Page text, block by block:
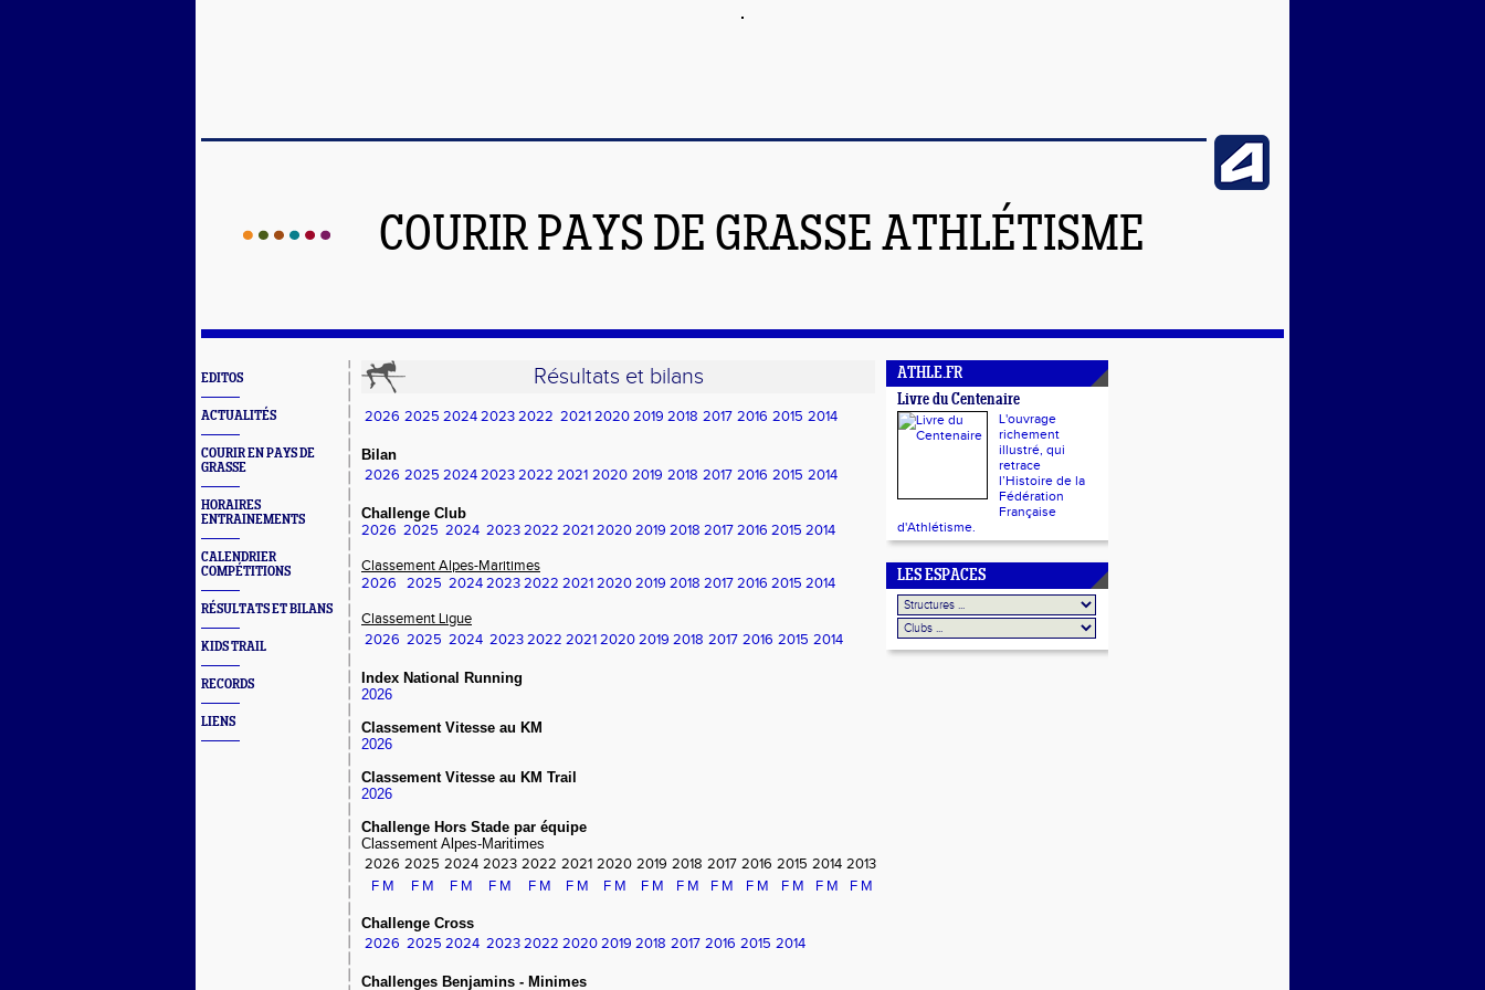
COURIR PAYS DE GRASSE ATHLÉTISME
EDITOS
ACTUALITÉS
COURIR EN PAYS DE
GRASSE
HORAIRES
ENTRAINEMENTS
CALENDRIER
COMPÉTITIONS
RÉSULTATS ET BILANS
KIDS TRAIL
RECORDS
LIENS
Résultats et bilans
2026 2025 202420232022 202120202019 2018 2017 2016 2015 2014
Bilan
2026 2025 202420232022 2021 2020 2019 2018 2017 2016 2015 2014
Challenge Club
2026 2025 2024 20232022 202120202019 2018 20172016 2015 2014
Classement Alpes-Maritimes
2026
2025 202420232022 202120202019 2018 20172016 2015 2014
Classement Ligue
2026 2025 2024 20232022 202120202019 2018 2017 2016 2015 2014
Index National Running
2026
Classement Vitesse au KM
2026
Classement Vitesse au KM Trail
2026
Challenge Hors Stade par équipe
Classement Alpes-Maritimes
2026 2025 2024 2023 2022 2021 2020 2019 2018 2017 2016 2015 2014 2013
F M F M F M F M F M F M F M F M F M F M F M F M F M F M
Challenge Cross
2026 2025 2024 20232022 20202019 2018 2017 2016 2015 2014
Challenges Benjamins - Minimes
ATHLE.FR
Livre du Centenaire
L'ouvrage
richement
illustré, qui
retrace
l’Histoire de la
Fédération
Française
d'Athlétisme.
LES ESPACES